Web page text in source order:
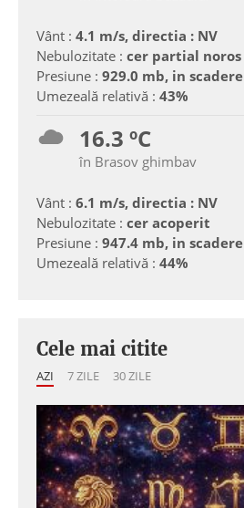
Vânt : 4.1 m/s, directia : NV
Nebulozitate : cer partial noros
Presiune : 929.0 mb, in scadere
Umezeală relativă : 43%
16.3 ºC
în Brasov ghimbav
Vânt : 6.1 m/s, directia : NV
Nebulozitate : cer acoperit
Presiune : 947.4 mb, in scadere
Umezeală relativă : 44%
Cele mai citite
AZI 7 ZILE 30 ZILE